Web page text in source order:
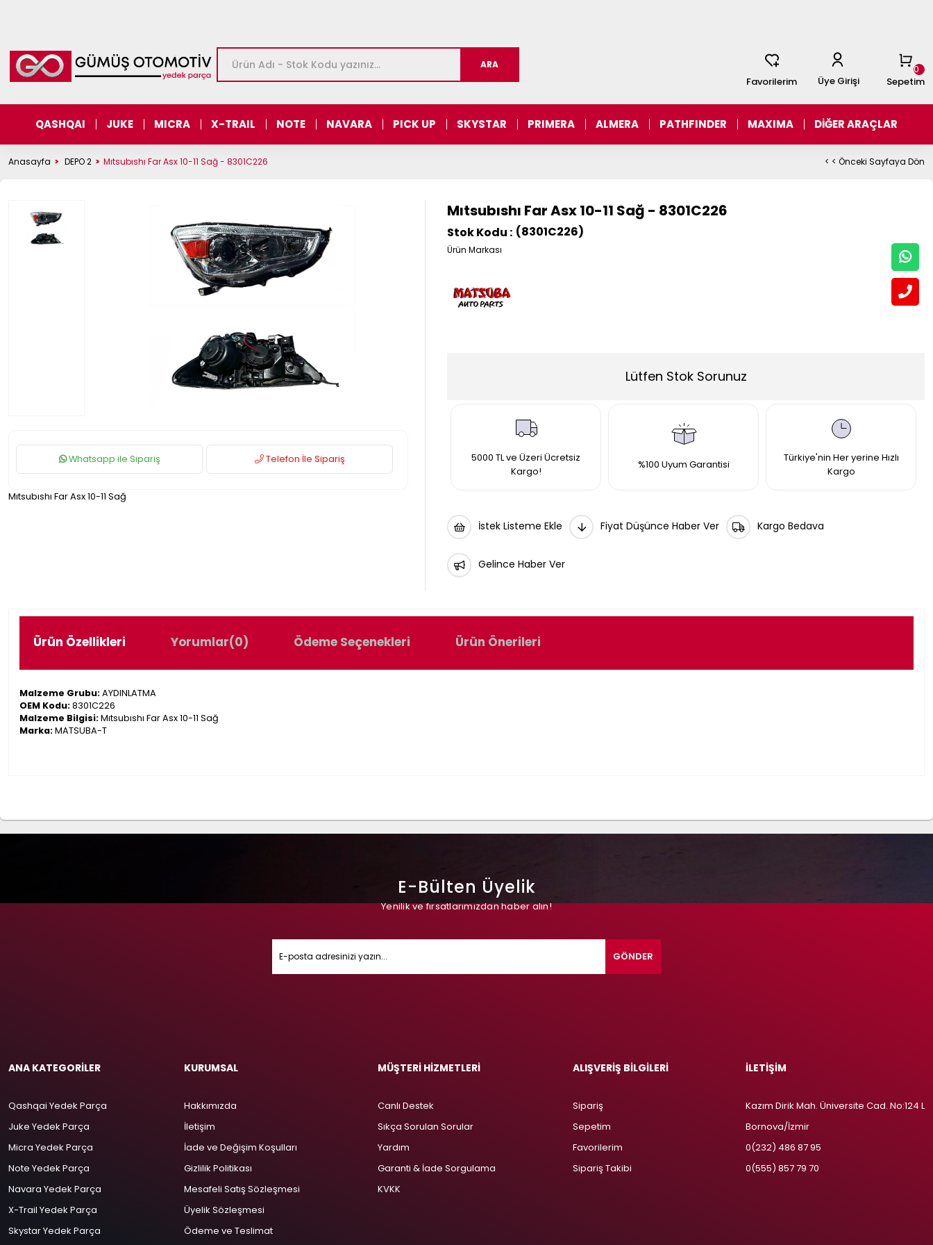
Sepetim
0
Favorilerim
Üye Girişi
QASHQAI JUKE MICRA X-TRAIL NOTE NAVARA PICK UP SKYSTAR PRIMERA ALMERA PATHFINDER MAXIMA DİĞER ARAÇLAR
Anasayfa DEPO 2 Mıtsubıshı Far Asx 10-11 Sağ - 8301C226 < < Önceki Sayfaya Dön
Whatsapp ile Sipariş Telefon İle Sipariş
Mıtsubıshı Far Asx 10-11 Sağ
Mıtsubıshı Far Asx 10-11 Sağ - 8301C226
(8301C226)
Lütfen Stok Sorunuz
5000 TL ve Üzeri Ücretsiz
Kargo!
%100 Uyum Garantisi
Türkiye'nin Her yerine Hızlı
Kargo
İstek Listeme Ekle Fiyat Düşünce Haber Ver Kargo Bedava
Gelince Haber Ver
Ürün Özellikleri Yorumlar(0) Ödeme Seçenekleri Ürün Önerileri
Malzeme Grubu:AYDINLATMA
OEM Kodu:8301C226
Malzeme Bilgisi:Mıtsubıshı Far Asx 10-11 Sağ
Marka:MATSUBA-T
E-Bülten Üyelik
Yenilik ve fırsatlarımızdan haber alın!
GÖNDER
ANA KATEGORİLER
Qashqai Yedek Parça
Juke Yedek Parça
Micra Yedek Parça
Note Yedek Parça
Navara Yedek Parça
X-Trail Yedek Parça
Skystar Yedek Parça
KURUMSAL
Hakkımızda
İletişim
İade ve Değişim Koşulları
Gizlilik Politikası
Mesafeli Satış Sözleşmesi
Üyelik Sözleşmesi
Ödeme ve Teslimat
MÜŞTERİ HİZMETLERİ
Canlı Destek
Sıkça Sorulan Sorular
Yardım
Garanti & İade Sorgulama
KVKK
ALIŞVERİŞ BİLGİLERİ
Sipariş
Sepetim
Favorilerim
Sipariş Takibi
İLETİŞİM
Kazım Dirik Mah. Üniversite Cad. No:124 L
Bornova/İzmir
0(232) 486 87 95
0(555) 857 79 70